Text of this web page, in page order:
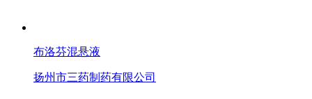
布洛芬混悬液
扬州市三药制药有限公司